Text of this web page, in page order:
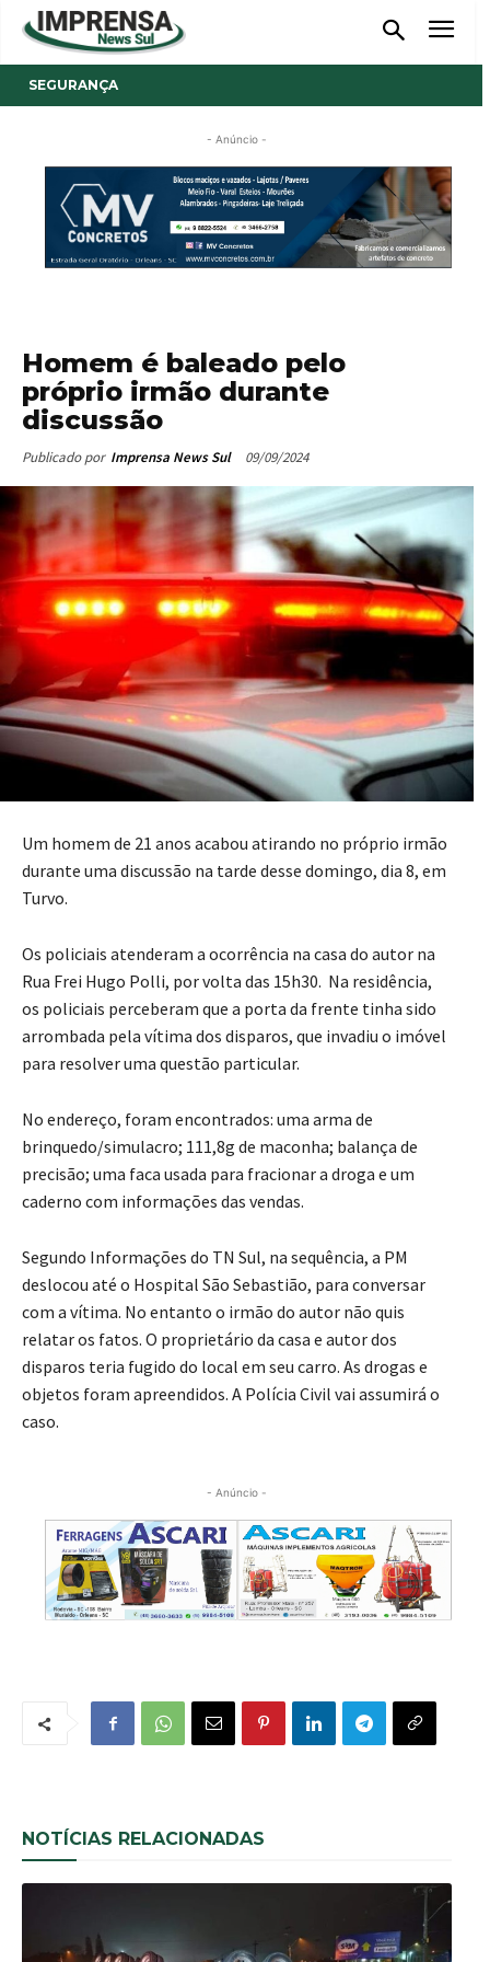
SEGURANÇA
- Anúncio -
Homem é baleado pelo
próprio irmão durante
discussão
Publicado por Imprensa News Sul 09/09/2024
Um homem de 21 anos acabou atirando no próprio irmão
durante uma discussão na tarde desse domingo, dia 8, em
Turvo.
Os policiais atenderam a ocorrência na casa do autor na
Rua Frei Hugo Polli, por volta das 15h30. Na residência,
os policiais perceberam que a porta da frente tinha sido
arrombada pela vítima dos disparos, que invadiu o imóvel
para resolver uma questão particular.
No endereço, foram encontrados: uma arma de
brinquedo/simulacro; 111,8g de maconha; balança de
precisão; uma faca usada para fracionar a droga e um
caderno com informações das vendas.
Segundo Informações do TN Sul, na sequência, a PM
deslocou até o Hospital São Sebastião, para conversar
com a vítima. No entanto o irmão do autor não quis
relatar os fatos. O proprietário da casa e autor dos
disparos teria fugido do local em seu carro. As drogas e
objetos foram apreendidos. A Polícia Civil vai assumirá o
caso.
- Anúncio -
NOTÍCIAS RELACIONADAS